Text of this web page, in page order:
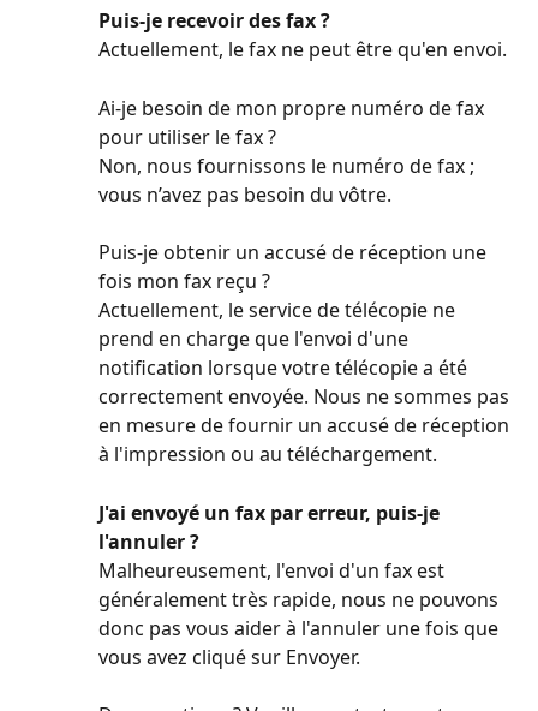
Puis-je recevoir des fax ?
Actuellement, le fax ne peut être qu'en envoi.
Ai-je besoin de mon propre numéro de fax
pour utiliser le fax ?
Non, nous fournissons le numéro de fax ;
vous n’avez pas besoin du vôtre.
Puis-je obtenir un accusé de réception une
fois mon fax reçu ?
Actuellement, le service de télécopie ne
prend en charge que l'envoi d'une
notification lorsque votre télécopie a été
correctement envoyée. Nous ne sommes pas
en mesure de fournir un accusé de réception
à l'impression ou au téléchargement.
J'ai envoyé un fax par erreur, puis-je
l'annuler ?
Malheureusement, l'envoi d'un fax est
généralement très rapide, nous ne pouvons
donc pas vous aider à l'annuler une fois que
vous avez cliqué sur Envoyer.